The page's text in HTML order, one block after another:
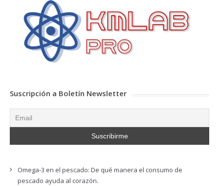
Suscripción a Boletín Newsletter
Omega-3 en el pescado: De qué manera el consumo de
pescado ayuda al corazón.